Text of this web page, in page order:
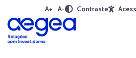
A+ A- Contraste